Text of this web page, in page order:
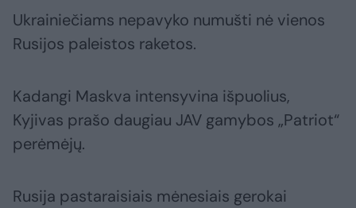
Ukrainiečiams nepavyko numušti nė vienos
Rusijos paleistos raketos.
Kadangi Maskva intensyvina išpuolius,
Kyjivas prašo daugiau JAV gamybos „Patriot“
perėmėjų.
Rusija pastaraisiais mėnesiais gerokai